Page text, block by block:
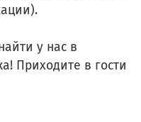
у нас в
Приходите в гости